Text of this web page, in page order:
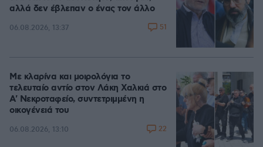
αλλά δεν έβλεπαν ο ένας τον άλλο
06.08.2026, 13:37 51
Με κλαρίνα και μοιρολόγια το
τελευταίο αντίο στον Λάκη Χαλκιά στο
A' Νεκροταφείο, συντετριμμένη η
οικογένειά του
06.08.2026, 13:10 22